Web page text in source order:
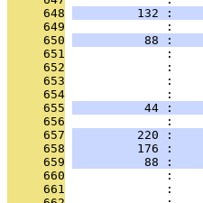
     648
132 :
     649
:
     650
88 :
     651
:
     652
:
     653
:
     654
:
     655
44 :
     656
:
     657
220 :
     658
176 :
     659
88 :
     660
:
     661
: